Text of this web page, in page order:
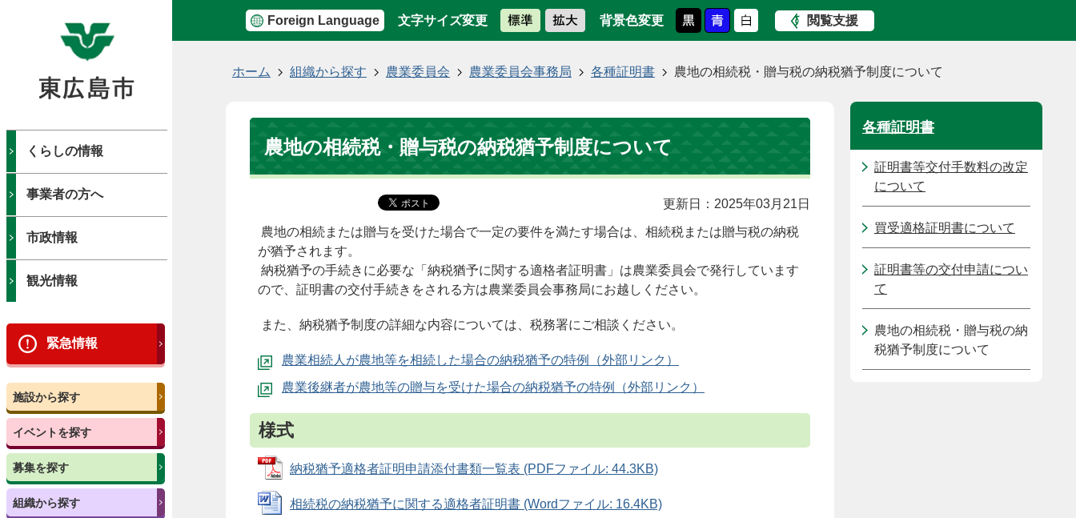
Foreign Language 文字サイズ変更 背景色変更 閲覧支援
くらしの情報
事業者の方へ
市政情報
観光情報
緊急情報
施設から探す
イベントを探す
募集を探す
組織から探す
ホーム 組織から探す 農業委員会 農業委員会事務局 各種証明書 農地の相続税・贈与税の納税猶予制度について
農地の相続税・贈与税の納税猶予制度について
更新日：2025年03月21日
農地の相続または贈与を受けた場合で一定の要件を満たす場合は、相続税または贈与税の納税
が猶予されます。
納税猶予の手続きに必要な「納税猶予に関する適格者証明書」は農業委員会で発行しています
ので、証明書の交付手続きをされる方は農業委員会事務局にお越しください。
また、納税猶予制度の詳細な内容については、税務署にご相談ください。
農業相続人が農地等を相続した場合の納税猶予の特例
農業後継者が農地等の贈与を受けた場合の納税猶予の特例
様式
納税猶予適格者証明申請添付書類一覧表 (PDFファイル: 44.3KB)
相続税の納税猶予に関する適格者証明書 (Wordファイル: 16.4KB)
各種証明書
証明書等交付手数料の改定
について
買受適格証明書について
証明書等の交付申請につい
て
農地の相続税・贈与税の納
税猶予制度について